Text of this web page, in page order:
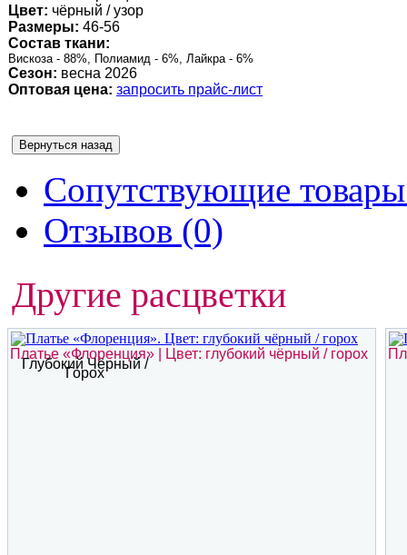
Цвет: чёрный / узор
Размеры: 46-56
Состав ткани:
Вискоза - 88%, Полиамид - 6%, Лайкра - 6%
Сезон: весна 2026
Оптовая цена: запросить прайс-лист
Сопутствующие
Отзывов (0)
Другие расцветки
Платье «Флоренция» | Цвет: глубокий чёрный / горох
Глубокий Чёрный /
Горох